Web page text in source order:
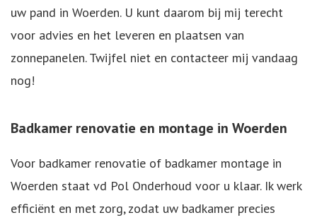
uw pand in Woerden. U kunt daarom bij mij terecht
voor advies en het leveren en plaatsen van
zonnepanelen. Twijfel niet en contacteer mij vandaag
nog!
Badkamer renovatie en montage in Woerden
Voor badkamer renovatie of badkamer montage in
Woerden staat vd Pol Onderhoud voor u klaar. Ik werk
efficiënt en met zorg, zodat uw badkamer precies